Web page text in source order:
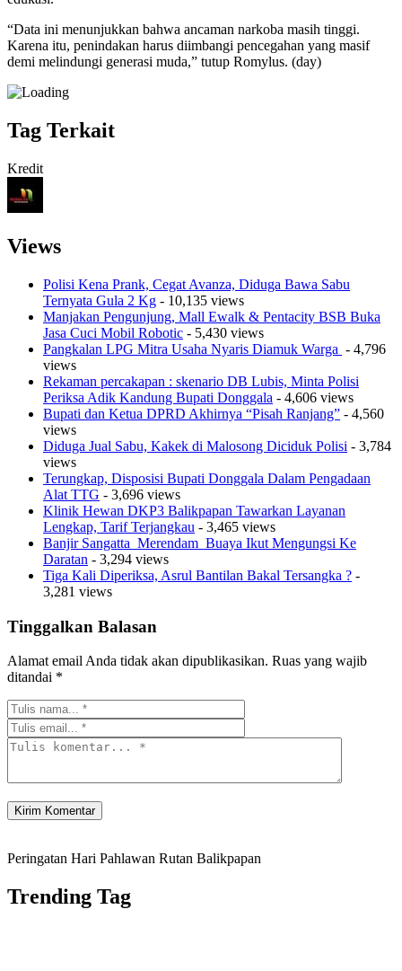
“Data ini menunjukkan bahwa ancaman narkoba masih tinggi.
Karena itu, penindakan harus diimbangi pencegahan yang masif
demi melindungi generasi muda,” tutup Romylus. (day)
Tag Terkait
Kredit
Views
Polisi Kena Prank, Cegat Avanza, Diduga Bawa Sabu
Ternyata Gula 2 Kg - 10,135 views
Manjakan Pengunjung, Mall Ewalk & Pentacity BSB Buka
Jasa Cuci Mobil Robotic - 5,430 views
Pangkalan LPG Mitra Usaha Nyaris Diamuk Warga - 4,796
views
Rekaman percakapan : skenario DB Lubis, Minta Polisi
Periksa Adik Kandung Bupati Donggala - 4,606 views
Bupati dan Ketua DPRD Akhirnya “Pisah Ranjang” - 4,560
views
Diduga Jual Sabu, Kakek di Malosong Diciduk Polisi - 3,784
views
Terungkap, Disposisi Bupati Donggala Dalam Pengadaan
Alat TTG - 3,696 views
Klinik Hewan DKP3 Balikpapan Tawarkan Layanan
Lengkap, Tarif Terjangkau - 3,465 views
Banjir Sangatta Merendam Buaya Ikut Mengungsi Ke
Daratan - 3,294 views
Tiga Kali Diperiksa, Asrul Bantilan Bakal Tersangka ? -
3,281 views
Tinggalkan Balasan
Alamat email Anda tidak akan dipublikasikan. Ruas yang wajib
ditandai *
Peringatan Hari Pahlawan Rutan Balikpapan
Trending Tag